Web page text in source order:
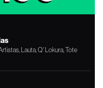
Lauta, Q' Lokura, Tote